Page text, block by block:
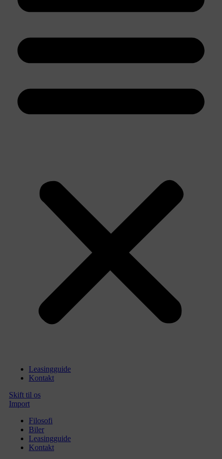
Leasingguide
Kontakt
Skift til os
Import
Filosofi
Biler
Leasingguide
Kontakt